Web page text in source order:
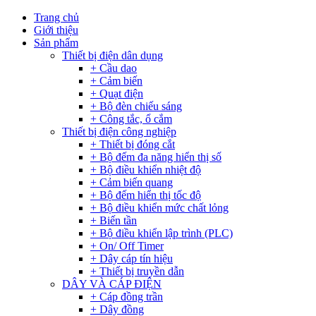
Trang chủ
Giới thiệu
Sản phẩm
Thiết bị điện dân dụng
+ Cầu dao
+ Cảm biến
+ Quạt điện
+ Bộ đèn chiếu sáng
+ Công tắc, ổ cắm
Thiết bị điện công nghiệp
+ Thiết bị đóng cắt
+ Bộ đếm đa năng hiển thị số
+ Bộ điều khiển nhiệt độ
+ Cảm biến quang
+ Bộ đếm hiển thị tốc độ
+ Bộ điều khiển mức chất lỏng
+ Biến tần
+ Bộ điều khiển lập trình (PLC)
+ On/ Off Timer
+ Dây cáp tín hiệu
+ Thiết bị truyền dẫn
DÂY VÀ CÁP ĐIỆN
+ Cáp đồng trần
+ Dây đồng